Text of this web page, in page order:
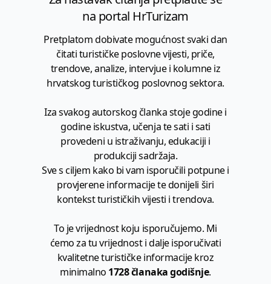
na portal HrTurizam
Pretplatom dobivate mogućnost svaki dan
čitati turističke poslovne vijesti, priče,
trendove, analize, intervjue i kolumne iz
hrvatskog turističkog poslovnog sektora.
Iza svakog autorskog članka stoje godine i
godine iskustva, učenja te sati i sati
provedeni u istraživanju, edukaciji i
produkciji sadržaja.
Sve s ciljem kako bi vam isporučili potpune i
provjerene informacije te donijeli širi
kontekst turističkih vijesti i trendova.
To je vrijednost koju isporučujemo. Mi
ćemo za tu vrijednost i dalje isporučivati
kvalitetne turističke informacije kroz
minimalno 1728 članaka godišnje.